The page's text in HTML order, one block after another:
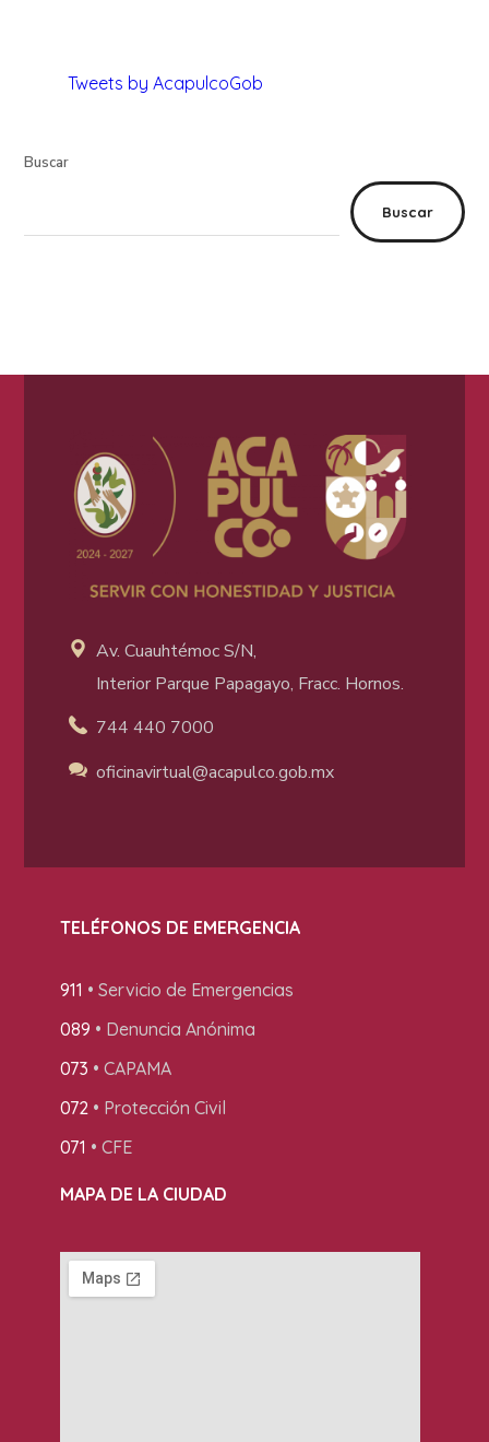
Tweets by AcapulcoGob
Buscar
Buscar
Av. Cuauhtémoc S/N,
Interior Parque Papagayo, Fracc. Hornos.
744 440 7000
oficinavirtual@acapulco.gob.mx
TELÉFONOS DE EMERGENCIA
911 • Servicio de Emergencias
089 • Denuncia Anónima
073 • CAPAMA
072• Protección Civil
071 • CFE
MAPA DE LA CIUDAD